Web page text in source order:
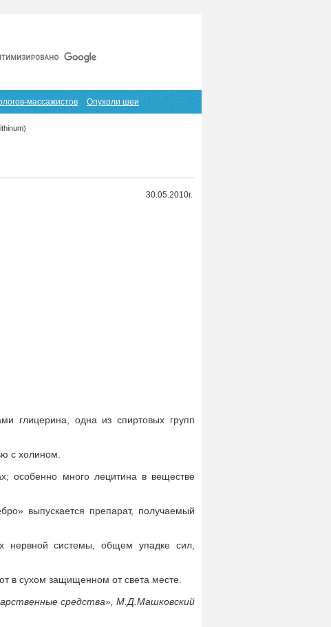
массажистов Опухоли шеи
30.05.2010г.
глицерина, одна из спиртовых групп
с холином.
особенно много лецитина в веществе
выпускается препарат, получаемый
системы, общем упадке сил,
в сухом защищенном от света месте.
средства», М.Д.Машковский